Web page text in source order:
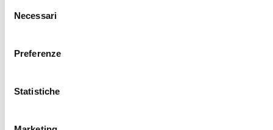
che hai deciso di voler installare. Clicca su rifiuta o
merito ai cookie presenti su questo sito.
delNecessari
Preferenze
Statistiche
crisi,Laura De Simone
gratuitamente il proprio contributo, è
base a titoli ed esperienze